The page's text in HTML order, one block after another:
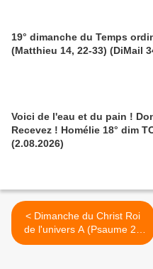
19° dimanche du Temps
(Matthieu 14, 22-33) (DiMail
Voici de l'eau et du pain !
Recevez ! Homélie 18° dim
(2.08.2026)
< Dimanche du Christ Roi
de l'univers A (Psaume 22
(23)) (DiMail 521)